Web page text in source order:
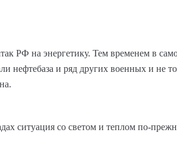
РФ на энергетику. Тем временем в
нефтебаза и ряд других военных и не
ситуация со светом и теплом по-